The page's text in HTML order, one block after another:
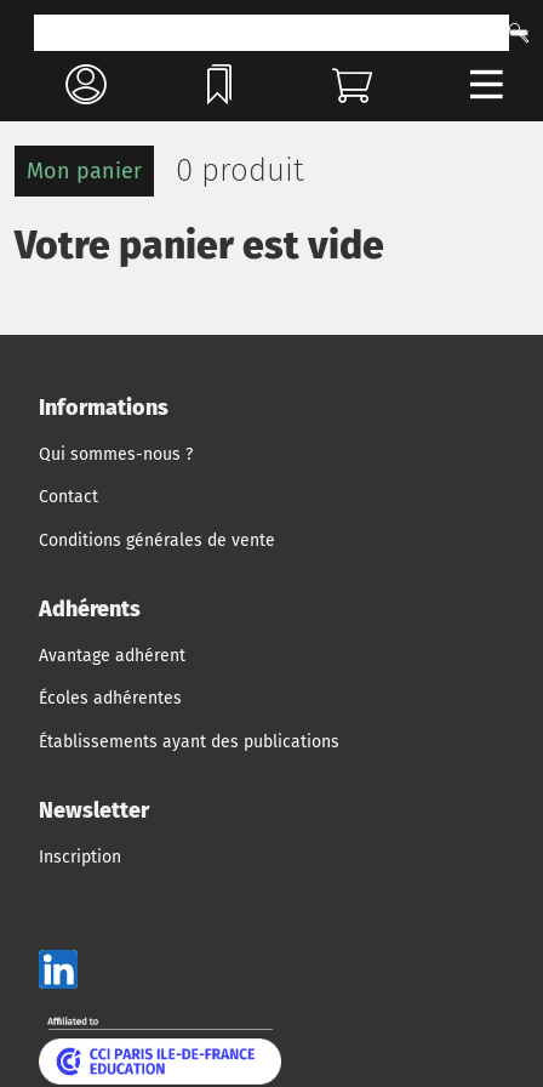
Mon panier 0 produit
Votre panier est vide
Informations
Qui sommes-nous ?
Contact
Conditions générales de vente
Adhérents
Avantage adhérent
Écoles adhérentes
Établissements ayant des publications
Newsletter
Inscription